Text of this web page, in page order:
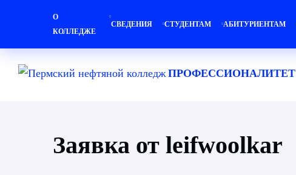
О
КОЛЛЕДЖЕ
СВЕДЕНИЯ СТУДЕНТАМ АБИТУРИЕНТАМ
ПРОФЕССИОНАЛИТЕТ
Заявка от leifwoolkar